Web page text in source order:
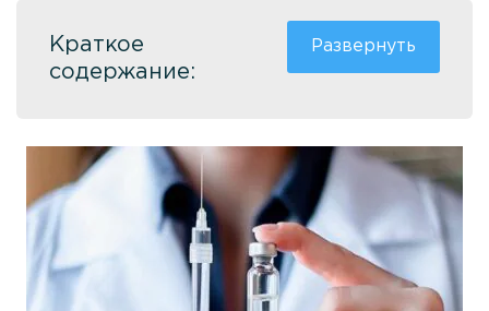
Лечение зависимости от бутирата
Лечение зависимости от кетамина
Лечение зависимости от метамфетамина
Лечение зависимости от фенобарбитала
Лечение зависимости от спайса
Краткое
содержание: